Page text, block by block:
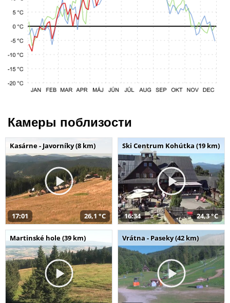
Камеры поблизости
Kasárne - Javorníky (8 km)
17:01 26,1 °C
Ski Centrum Kohútka (19 km)
16:34 24,3 °C
Martinské hole (39 km) Vrátna - Paseky (42 km)